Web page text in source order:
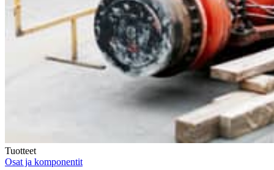
Tuotteet
Osat ja komponentit